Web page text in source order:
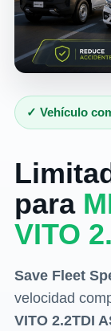
✓ Vehículo
para
VITO
Save Fleet
velocidad
VITO 2.2TDI